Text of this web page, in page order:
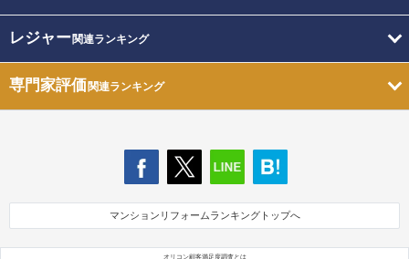
レジャー関連ランキング
専門家評価関連ランキング
マンションリフォームランキングトップへ
オリコン顧客満足度調査とは